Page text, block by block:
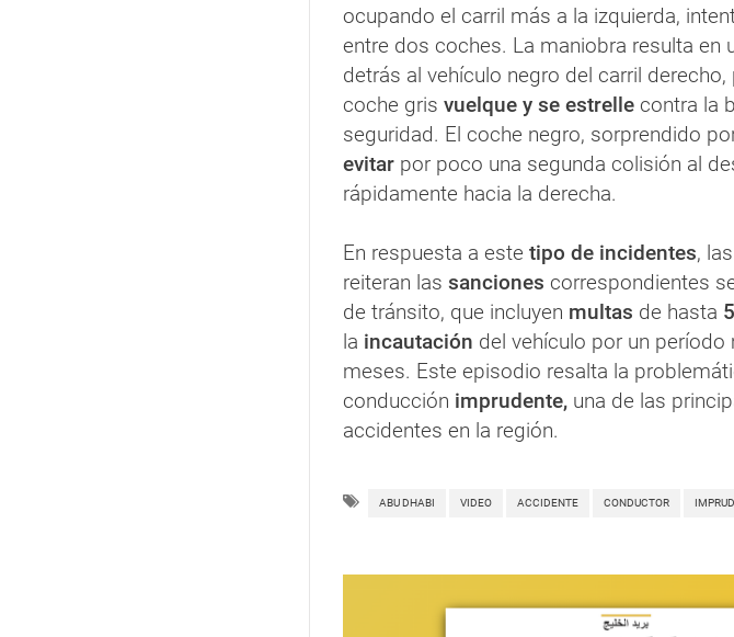
ocupando el carril más a la izquierda,
entre dos coches. La maniobra resulta en
detrás al vehículo negro del carril
coche gris vuelque y se estrelle contra la
seguridad. El coche negro, sorprendido
evitar por poco una segunda colisión al
rápidamente hacia la derecha.
En respuesta a este tipo de incidentes,
reiteran las sanciones correspondientes
de tránsito, que incluyen multas de hasta
la incautación del vehículo por un
meses. Este episodio resalta la
conducción imprudente, una de las
accidentes en la región.
ABU DHABI VIDEO ACCIDENTE CONDUCTOR